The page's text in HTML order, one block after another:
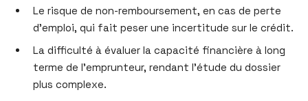
Le risque de non-remboursement, en cas de perte
d’emploi, qui fait peser une incertitude sur le crédit.
La difficulté à évaluer la capacité financière à long
terme de l’emprunteur, rendant l’étude du dossier
plus complexe.